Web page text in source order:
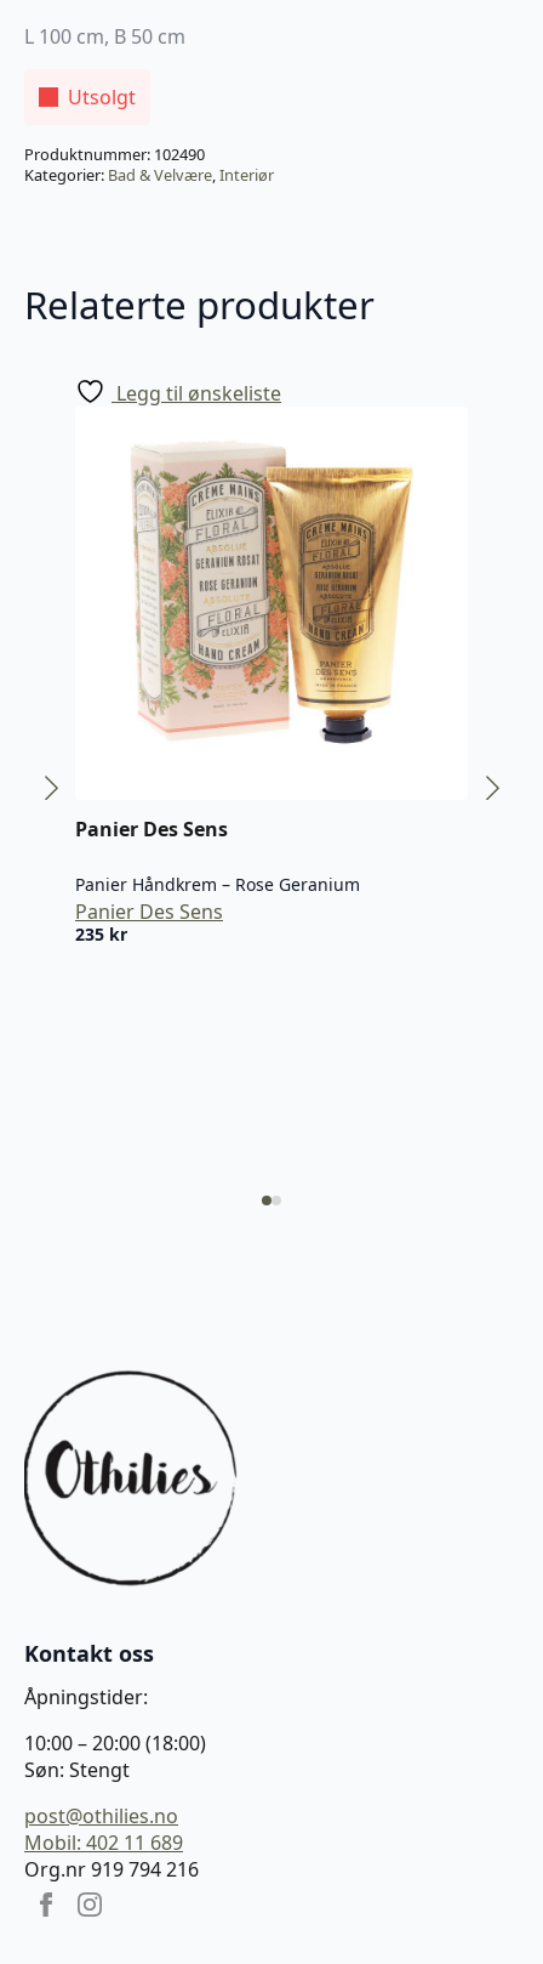
L 100 cm, B 50 cm
Utsolgt
Produktnummer: 102490
Kategorier: Bad & Velvære,Interiør
Relaterte produkter
Legg til ønskeliste
Panier Des Sens
Panier Håndkrem – Rose Geranium
Panier Des Sens
235 kr
Kontakt oss
Åpningstider:
10:00 – 20:00 (18:00)
Søn: Stengt
post@othilies.no
Mobil: 402 11 689
Org.nr 919 794 216